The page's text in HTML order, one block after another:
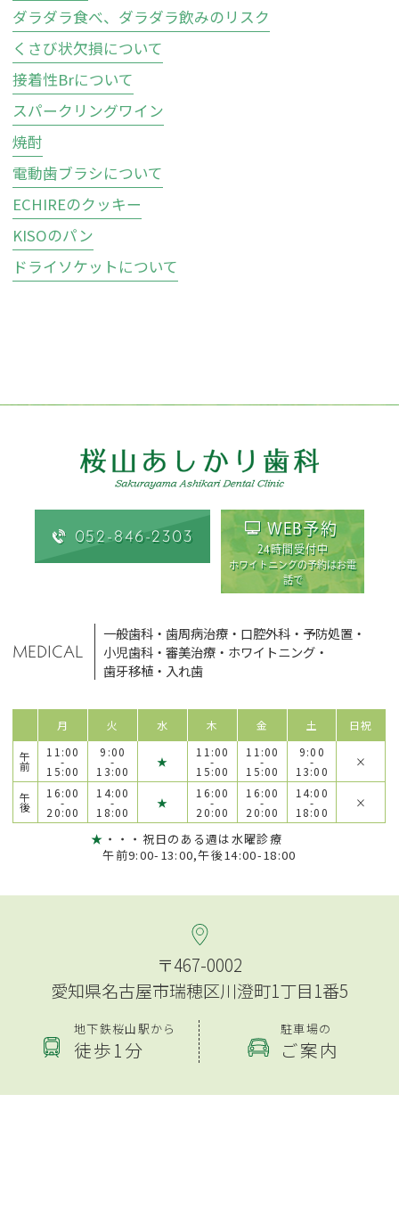
ダラダラ食べ、ダラダラ飲みのリスク
くさび状欠損について
接着性Brについて
スパークリングワイン
焼酎
電動歯ブラシについて
ECHIREのクッキー
KISOのパン
ドライソケットについて
052-846-2303 WEB予約
24時間受付中
ホワイトニングの予約はお電
話で
MEDICAL
一般歯科 ・歯周病治療 ・ 口腔外科 ・ 予防処置 ・
小児歯科 ・審美治療 ・ ホワイトニング ・
歯牙移植 ・ 入れ歯
月 火 水 木 金 土 日祝
午
前
11:00
-
15:00
9:00
-
13:00
★
11:00
-
15:00
11:00
-
15:00
9:00
-
13:00
×
午
後
16:00
-
20:00
14:00
-
18:00
★
16:00
-
20:00
16:00
-
20:00
14:00
-
18:00
×
★ ・・・祝日のある週は水曜診療
午前9:00-13:00,午後14:00-18:00
〒467-0002
愛知県名古屋市瑞穂区川澄町1丁目1番5
地下鉄桜山駅から
徒歩1分
駐車場の
ご案内